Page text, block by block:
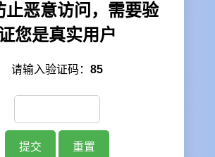
止恶意访问，需要验
您是真实用户
请输入验证码： 85
提交 重置